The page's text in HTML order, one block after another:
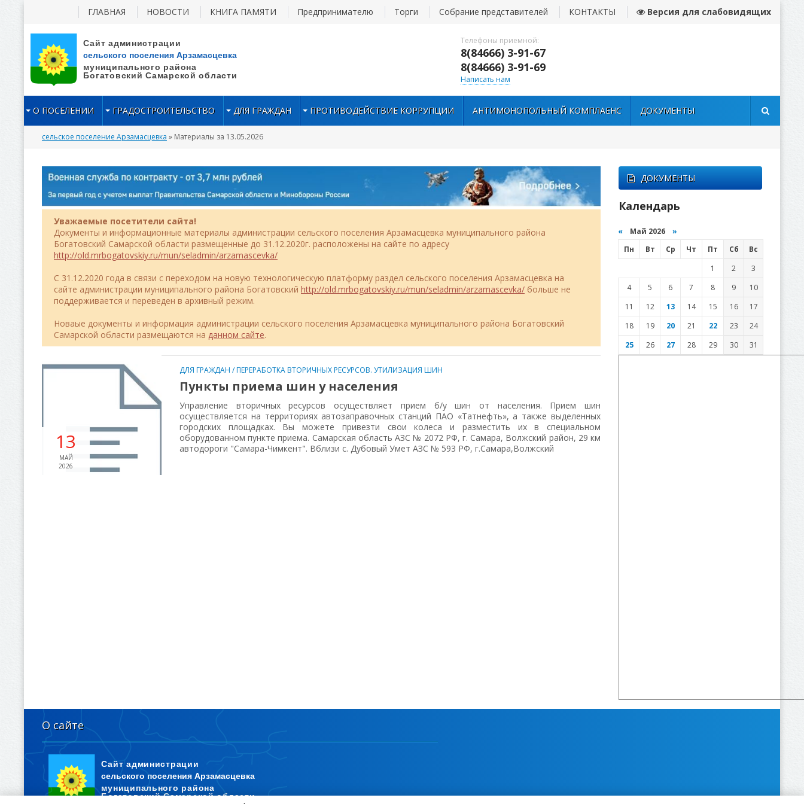
Телефоны приемной:
8(84666) 3-91-67
8(84666) 3-91-69
Написать нам
ГЛАВНАЯ НОВОСТИ КНИГА ПАМЯТИ Предпринимателю Торги Собрание представителей КОНТАКТЫ Версия для слабовидящих
О ПОСЕЛЕНИИ ГРАДОСТРОИТЕЛЬСТВО ДЛЯ ГРАЖДАН ПРОТИВОДЕЙСТВИЕ КОРРУПЦИИ АНТИМОНОПОЛЬНЫЙ КОМПЛАЕНС ДОКУМЕНТЫ
сельское поселение Арзамасцевка » Материалы за 13.05.2026
Уважаемые посетители сайта!
Документы и информационные материалы администрации сельского поселения Арзамасцевка муниципального района
Богатовский Самарской области размещенные до 31.12.2020г. расположены на сайте по адресу
http://old.mrbogatovskiy.ru/mun/seladmin/arzamascevka/
C 31.12.2020 года в связи с переходом на новую технологическую платформу раздел сельского поселения Арзамасцевка на
сайте администрации муниципального района Богатовский http://old.mrbogatovskiy.ru/mun/seladmin/arzamascevka/ больше не
поддерживается и переведен в архивный режим.
Новаые документы и информация администрации сельского поселения Арзамасцевка муниципального района Богатовский
Самарской области размещаются на данном сайте.
13
МАЙ
2026
ДЛЯ ГРАЖДАН /ПЕРЕРАБОТКА ВТОРИЧНЫХ РЕСУРСОВ. УТИЛИЗАЦИЯ ШИН
Пункты приема шин у населения
Управление вторичных ресурсов осуществляет прием б/у шин от населения. Прием шин
осуществляется на территориях автозаправочных станций ПАО «Татнефть», а также выделенных
городских площадках. Вы можете привезти свои колеса и разместить их в специальном
оборудованном пункте приема. Самарская область АЗС № 2072 РФ, г. Самара, Волжский район, 29 км
автодороги "Самара-Чимкент". Вблизи с. Дубовый Умет АЗС № 593 РФ, г.Самара,Волжский
ДОКУМЕНТЫ
Календарь
« Май 2026 »
Пн
Вт Ср Чт Пт Сб
Вс
1
2
3
4
5 6 7 8 9
10
11
12 13 14 15 16
17
18
19 20 21 22 23
24
25
26 27 28 29 30 31
О сайте